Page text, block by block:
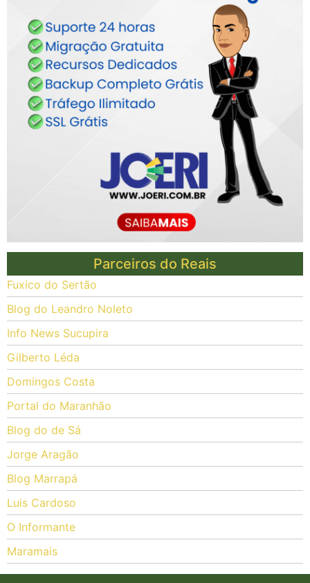
Parceiros do Reais
Fuxico do Sertão
Blog do Leandro Noleto
Info News Sucupira
Gilberto Léda
Domingos Costa
Portal do Maranhão
Blog do de Sá
Jorge Aragão
Blog Marrapá
Luis Cardoso
O Informante
Maramais